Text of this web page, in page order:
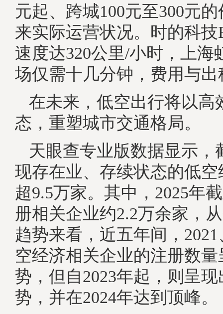
元起、跨城100元至300元
来实际运营状况。时的科技
速度达320公里/小时，上海
场仅需十几分钟，费用与
在未来，低空出行将以高
态，重塑城市交通格局。
天眼查专业版数据显示，
现存在业、存续状态的低
超9.5万家。其中，2025年
册相关企业约2.2万余家，
趋势来看，近五年间，2021
空经济相关企业的注册数
势，但自2023年起，则呈
势，并在2024年达到顶峰。